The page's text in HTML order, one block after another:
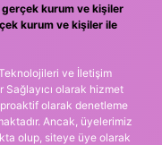
kurum ve kişiler
kurum ve kişiler ile
ve İletişim
Sağlayıcı olarak hizmet
olarak denetleme
Ancak, üyelerimiz
olup, siteye üye olarak